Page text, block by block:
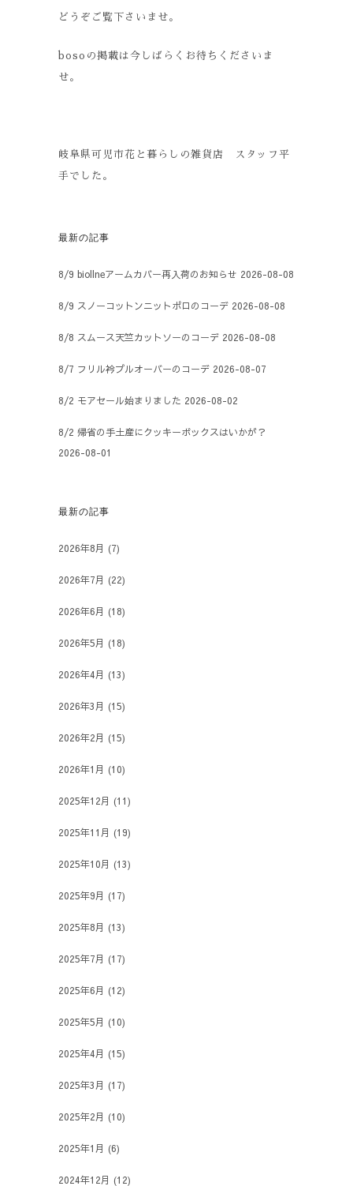
どうぞご覧下さいませ。
bosoの掲載は今しばらくお待ちくださいま
せ。
岐阜県可児市花と暮らしの雑貨店 スタッフ平
手でした。
最新の記事
8/9 biollneアームカバー再入荷のお知らせ 2026-08-08
8/9 スノーコットンニットポロのコーデ 2026-08-08
8/8 スムース天竺カットソーのコーデ 2026-08-08
8/7 フリル衿プルオーバーのコーデ 2026-08-07
8/2 モアセール始まりました 2026-08-02
8/2 帰省の手土産にクッキーボックスはいかが？
2026-08-01
最新の記事
2026年8月 (7)
2026年7月 (22)
2026年6月 (18)
2026年5月 (18)
2026年4月 (13)
2026年3月 (15)
2026年2月 (15)
2026年1月 (10)
2025年12月 (11)
2025年11月 (19)
2025年10月 (13)
2025年9月 (17)
2025年8月 (13)
2025年7月 (17)
2025年6月 (12)
2025年5月 (10)
2025年4月 (15)
2025年3月 (17)
2025年2月 (10)
2025年1月 (6)
2024年12月 (12)